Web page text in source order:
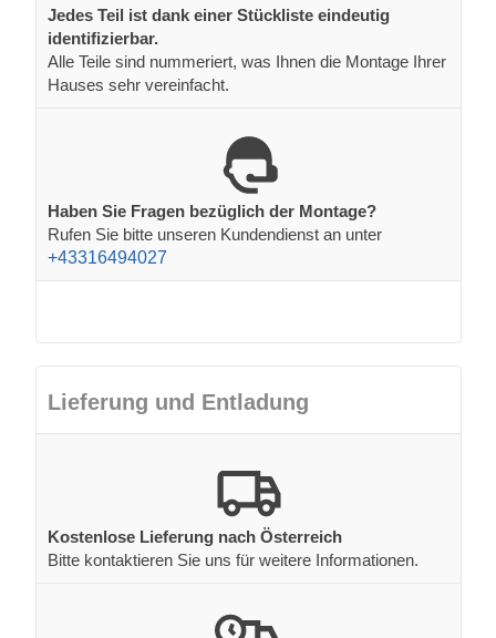
Jedes Teil ist dank einer Stückliste eindeutig
identifizierbar.
Alle Teile sind nummeriert, was Ihnen die Montage Ihrer
Hauses sehr vereinfacht.
Haben Sie Fragen bezüglich der Montage?
Rufen Sie bitte unseren Kundendienst an unter
+43316494027
Lieferung und Entladung
Kostenlose Lieferung nach Österreich
Bitte kontaktieren Sie uns für weitere Informationen.